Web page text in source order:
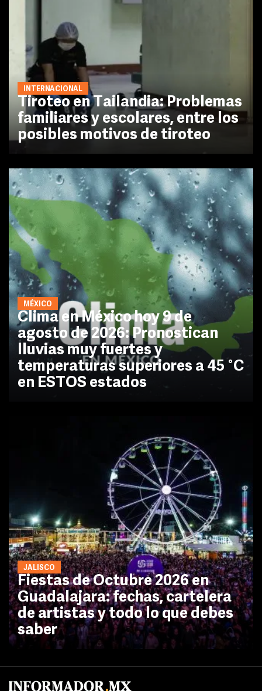
INTERNACIONAL
Tiroteo en Tailandia: Problemas
familiares y escolares, entre los
posibles motivos de tiroteo
MÉXICO
Clima en México hoy 9 de
agosto de 2026: Pronostican
lluvias muy fuertes y
temperaturas superiores a 45 °C
en ESTOS estados
JALISCO
Fiestas de Octubre 2026 en
Guadalajara: fechas, cartelera
de artistas y todo lo que debes
saber